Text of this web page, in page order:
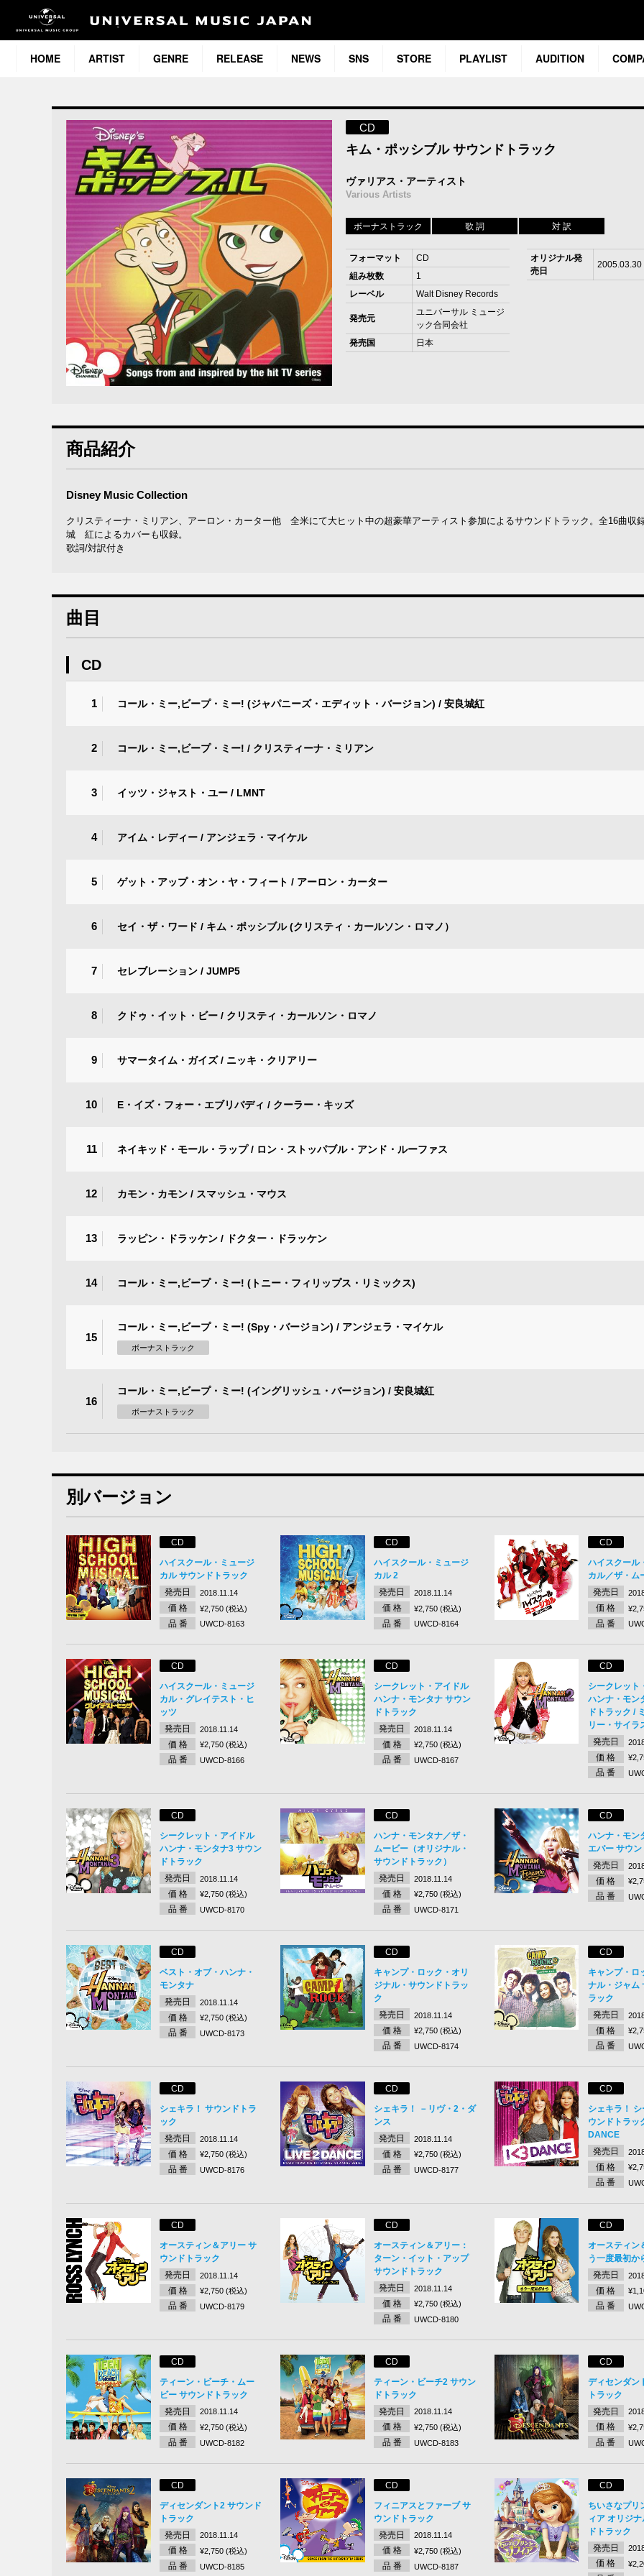
HOME ARTIST GENRE RELEASE NEWS SNS STORE PLAYLIST AUDITION
CD
キム・ポッシブル サウンドトラック
ヴァリアス・アーティスト
Various Artists
ボーナストラック 歌 詞 対 訳
フォーマット
CD
組み枚数
1
レーベル
Walt Disney Records
発売元
ユニバーサル ミュージ
ック合同会社
発売国
日本
オリジナル発
売日
2005.03.30
商品紹介
Disney Music Collection
クリスティーナ・ミリアン、アーロン・カーター他 全米にて大ヒット中の超豪華アーティスト参加によるサウンドトラック。全16曲収
城 紅によるカバーも収録。
歌詞/対訳付き
曲目
CD
1 コール・ミー,ビープ・ミー! (ジャパニーズ・エディット・バージョン) / 安良城紅
2 コール・ミー,ビープ・ミー! / クリスティーナ・ミリアン
3 イッツ・ジャスト・ユー / LMNT
4 アイム・レディー / アンジェラ・マイケル
5 ゲット・アップ・オン・ヤ・フィート / アーロン・カーター
6 セイ・ザ・ワード / キム・ポッシブル (クリスティ・カールソン・ロマノ）
7 セレブレーション / JUMP5
8 クドゥ・イット・ビー / クリスティ・カールソン・ロマノ
9 サマータイム・ガイズ / ニッキ・クリアリー
10 E・イズ・フォー・エブリバディ / クーラー・キッズ
11 ネイキッド・モール・ラップ / ロン・ストッパブル・アンド・ルーファス
12 カモン・カモン / スマッシュ・マウス
13 ラッピン・ドラッケン / ドクター・ドラッケン
14 コール・ミー,ビープ・ミー! (トニー・フィリップス・リミックス)
15
コール・ミー,ビープ・ミー! (Spy・バージョン) / アンジェラ・マイケル
ボーナストラック
16
コール・ミー,ビープ・ミー! (イングリッシュ・バージョン) / 安良城紅
ボーナストラック
別バージョン
CD
ハイスクール・ミュージ
カル サウンドトラック
発売日
2018.11.14
価 格 ¥2,750 (税込)
品 番 UWCD-8163
CD
ハイスクール・ミュージ
カル 2
発売日
2018.11.14
価 格 ¥2,750 (税込)
品 番 UWCD-8164
CD
ハイスクール
カル／ザ・ム
発売日
価 格
品 番
CD
ハイスクール・ミュージ
カル・グレイテスト・ヒ
ッツ
発売日
2018.11.14
価 格 ¥2,750 (税込)
品 番 UWCD-8166
CD
シークレット・アイドル
ハンナ・モンタナ サウン
ドトラック
発売日
2018.11.14
価 格 ¥2,750 (税込)
品 番 UWCD-8167
CD
シークレット
ハンナ・モン
ドトラック /
リー・サイラ
発売日
価 格
品 番
CD
シークレット・アイドル
ハンナ・モンタナ3 サウン
ドトラック
発売日
2018.11.14
価 格 ¥2,750 (税込)
品 番 UWCD-8170
CD
ハンナ・モンタナ／ザ・
ムービー（オリジナル・
サウンドトラック）
発売日
2018.11.14
価 格 ¥2,750 (税込)
品 番 UWCD-8171
CD
ハンナ・モン
エバー サウ
発売日
価 格
品 番
CD
ベスト・オブ・ハンナ・
モンタナ
発売日
2018.11.14
価 格 ¥2,750 (税込)
品 番 UWCD-8173
CD
キャンプ・ロック・オリ
ジナル・サウンドトラッ
ク
発売日
2018.11.14
価 格 ¥2,750 (税込)
品 番 UWCD-8174
CD
キャンプ・ロ
ナル・ジャム
ラック
発売日
価 格
品 番
CD
シェキラ！ サウンドトラ
ック
発売日
2018.11.14
価 格 ¥2,750 (税込)
品 番 UWCD-8176
CD
シェキラ！ －リヴ・2・ダ
ンス
発売日
2018.11.14
価 格 ¥2,750 (税込)
品 番 UWCD-8177
CD
シェキラ！
ウンドトラッ
DANCE
発売日
価 格
品 番
CD
オースティン＆アリー サ
ウンドトラック
発売日
2018.11.14
価 格 ¥2,750 (税込)
品 番 UWCD-8179
CD
オースティン＆アリー：
ターン・イット・アップ
サウンドトラック
発売日
2018.11.14
価 格 ¥2,750 (税込)
品 番 UWCD-8180
CD
オースティン
う一度最初か
発売日
価 格
品 番
CD
ティーン・ビーチ・ムー
ビー サウンドトラック
発売日
2018.11.14
価 格 ¥2,750 (税込)
品 番 UWCD-8182
CD
ティーン・ビーチ2 サウン
ドトラック
発売日
2018.11.14
価 格 ¥2,750 (税込)
品 番 UWCD-8183
CD
ディセンダン
トラック
発売日
価 格
品 番
CD
ディセンダント2 サウンド
トラック
発売日
2018.11.14
価 格 ¥2,750 (税込)
品 番 UWCD-8185
CD
フィニアスとファーブ サ
ウンドトラック
発売日
2018.11.14
価 格 ¥2,750 (税込)
品 番 UWCD-8187
CD
ちいさなプリ
ィア オリジ
ドトラック
発売日
価 格